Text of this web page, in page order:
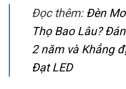
Đọc thêm: Đèn
Thọ Bao Lâu?
2 năm và Khẳng
Đạt LED